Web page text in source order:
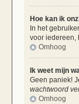
Hoe kan ik
In het
voor iedereen,
Omhoog
Ik weet mijn
Geen paniek!
wachtwoord
Omhoog